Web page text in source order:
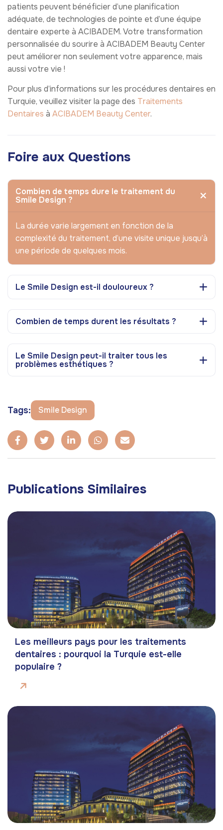
patients peuvent bénéficier d’une planification
adéquate, de technologies de pointe et d’une équipe
dentaire experte à ACIBADEM. Votre transformation
personnalisée du sourire à ACIBADEM Beauty Center
peut améliorer non seulement votre apparence, mais
aussi votre vie !
Pour plus d’informations sur les procédures dentaires en
Turquie, veuillez visiter la page des Traitements
Dentaires à ACIBADEM Beauty Center.
Foire aux Questions
Combien de temps dure le traitement du
Smile Design ?
La durée varie largement en fonction de la
complexité du traitement, d’une visite unique jusqu’à
une période de quelques mois.
Le Smile Design est-il douloureux ?
Combien de temps durent les résultats ?
Le Smile Design peut-il traiter tous les
problèmes esthétiques ?
Tags: Smile Design
Publications Similaires
Les meilleurs pays pour les traitements
dentaires : pourquoi la Turquie est-elle
populaire ?